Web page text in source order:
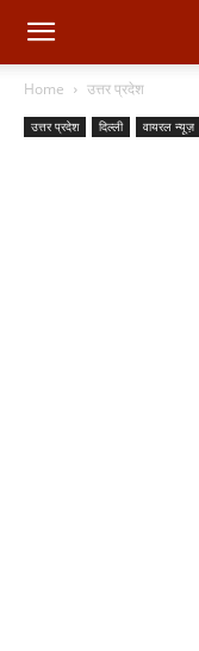
Home उत्तर प्रदेश
उत्तर प्रदेश दिल्ली वायरल न्यूज़